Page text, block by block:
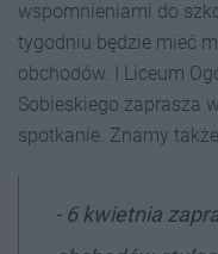
wspomnieniami do
tygodniu będzie mieć
obchodów. I Liceum
Sobieskiego zaprasza
spotkanie. Znamy
- 6 kwietnia